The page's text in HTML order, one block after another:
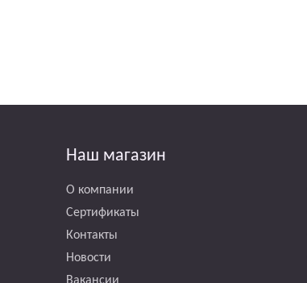
Наш магазин
О компании
Сертификаты
Контакты
Новости